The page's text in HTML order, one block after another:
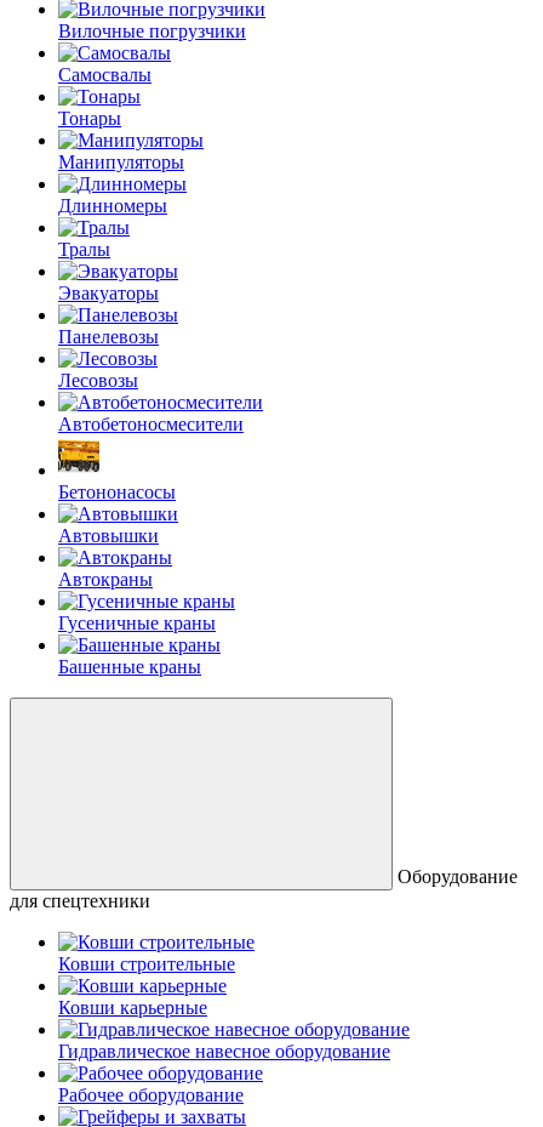
Вилочные погрузчики
Самосвалы
Тонары
Манипуляторы
Длинномеры
Тралы
Эвакуаторы
Панелевозы
Лесовозы
Автобетоно­смесители
Бетононасосы
Автовышки
Автокраны
Гусеничные краны
Башенные краны
Оборудование
для спецтехники
Ковши строительные
Ковши карьерные
Гидравлическое навесное оборудование
Рабочее оборудование